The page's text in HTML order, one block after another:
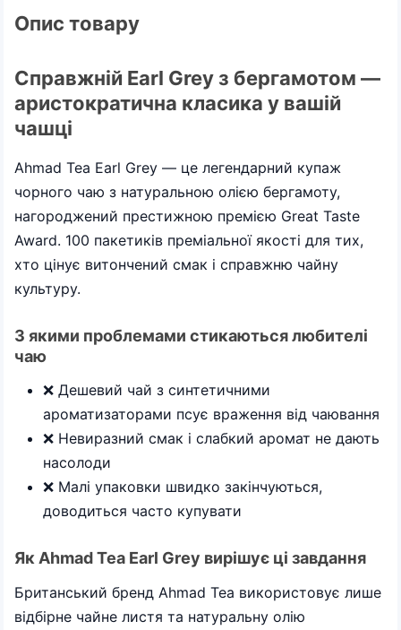
Опис товару
Справжній Earl Grey з бергамотом —
аристократична класика у вашій
чашці
Ahmad Tea Earl Grey — це легендарний купаж
чорного чаю з натуральною олією бергамоту,
нагороджений престижною премією Great Taste
Award. 100 пакетиків преміальної якості для тих,
хто цінує витончений смак і справжню чайну
культуру.
З якими проблемами стикаються любителі
чаю
❌ Дешевий чай з синтетичними
ароматизаторами псує враження від чаювання
❌ Невиразний смак і слабкий аромат не дають
насолоди
❌ Малі упаковки швидко закінчуються,
доводиться часто купувати
Як Ahmad Tea Earl Grey вирішує ці завдання
Британський бренд Ahmad Tea використовує лише
відбірне чайне листя та натуральну олію